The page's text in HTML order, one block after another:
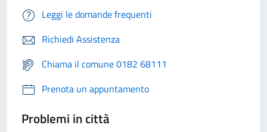
Leggi le domande frequenti
Richiedi Assistenza
Chiama il comune 0182 68111
Prenota un appuntamento
Problemi in città